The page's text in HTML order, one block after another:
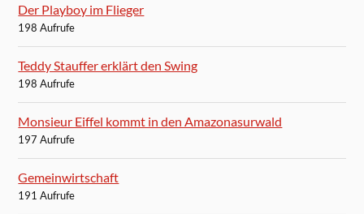
Der Playboy im Flieger
198 Aufrufe
Teddy Stauffer erklärt den Swing
198 Aufrufe
Monsieur Eiffel kommt in den Amazonasurwald
197 Aufrufe
Gemeinwirtschaft
191 Aufrufe